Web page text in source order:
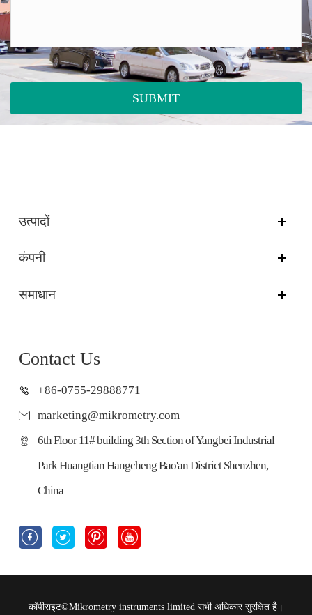
SUBMIT
उत्पादों
कंपनी
समाधान
Contact Us
+86-0755-29888771
marketing@mikrometry.com
6th Floor 11# building 3th Section of Yangbei Industrial
Park Huangtian Hangcheng Bao'an District Shenzhen,
China
   
कॉपीराइट©Mikrometry instruments limited सभी अधिकार सुरक्षित है।